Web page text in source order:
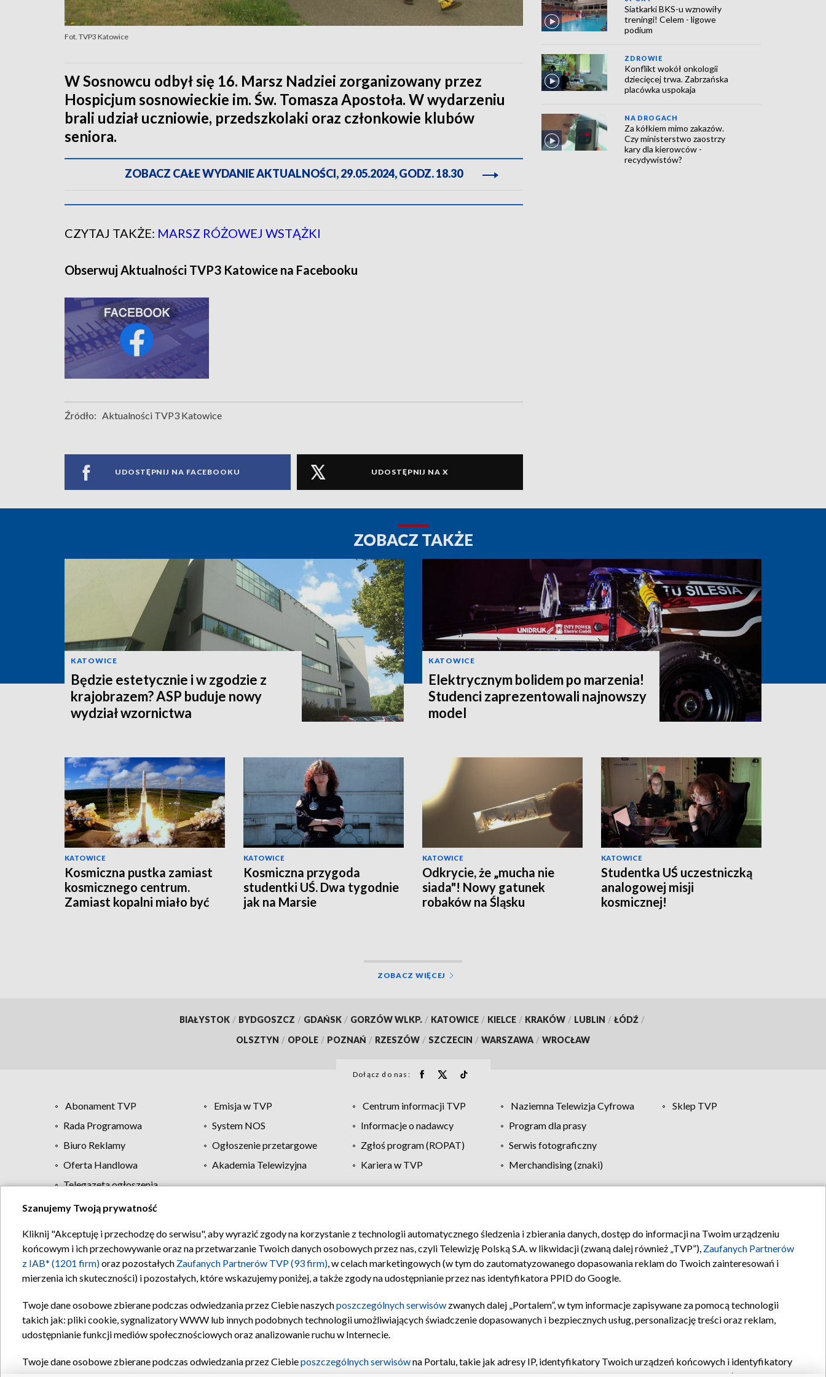
Fot. TVP3 Katowice
W Sosnowcu odbył się 16. Marsz Nadziei zorganizowany przez
Hospicjum sosnowieckie im. Św. Tomasza Apostoła. W wydarzeniu
brali udział uczniowie, przedszkolaki oraz członkowie klubów
seniora.
ZOBACZ CAŁE WYDANIE AKTUALNOŚCI, 29.05.2024, GODZ. 18.30
CZYTAJ TAKŻE: MARSZ RÓŻOWEJ WSTĄŻKI
Obserwuj Aktualności TVP3 Katowice na Facebooku
Źródło: Aktualności TVP3 Katowice
UDOSTĘPNIJ NA FACEBOOKU UDOSTĘPNIJ NA X
Siatkarki BKS-u wznowiły
treningi! Celem - ligowe
podium
ZDROWIE
Konflikt wokół onkologii
dziecięcej trwa. Zabrzańska
placówka uspokaja
NA DROGACH
Za kółkiem mimo zakazów.
Czy ministerstwo zaostrzy
kary dla kierowców -
recydywistów?
ZOBACZ TAKŻE
KATOWICE
Będzie estetycznie i w zgodzie z
krajobrazem? ASP buduje nowy
wydział wzornictwa
KATOWICE
Elektrycznym bolidem po marzenia!
Studenci zaprezentowali najnowszy
model
KATOWICE
Kosmiczna pustka zamiast
kosmicznego centrum.
Zamiast kopalni miało być
KATOWICE
Kosmiczna przygoda
studentki UŚ. Dwa tygodnie
jak na Marsie
KATOWICE
Odkrycie, że „mucha nie
siada"! Nowy gatunek
robaków na Śląsku
KATOWICE
Studentka UŚ uczestniczką
analogowej misji
kosmicznej!
ZOBACZ WIĘCEJ
BIAŁYSTOK / BYDGOSZCZ / GDAŃSK / GORZÓW WLKP. / KATOWICE / KIELCE / KRAKÓW / LUBLIN / ŁÓDŹ /
OLSZTYN / OPOLE / POZNAŃ / RZESZÓW / SZCZECIN / WARSZAWA / WROCŁAW
Dołącz do nas:
Abonament TVP Emisja w TVP Centrum informacji TVP Naziemna Telewizja Cyfrowa
Sklep TVP
Rada Programowa
System NOS Informacje o nadawcy
Program dla prasy
Biuro Reklamy
Ogłoszenie przetargowe Zgłoś program (ROPAT)
Serwis fotograficzny
Oferta Handlowa
Akademia Telewizyjna Kariera w TVP
Merchandising (znaki)
Telegazeta ogłoszenia
Regulamin TVP Polityka prywatności Moje zgody Pomoc Biuro reklamy Kontakt
Szanujemy Twoją prywatność
Kliknij "Akceptuję i przechodzę do serwisu", aby wyrazić zgody na korzystanie z technologii automatycznego śledzenia i zbierania danych, dostęp do informacji na Twoim urządzeniu
końcowym i ich przechowywanie oraz na przetwarzanie Twoich danych osobowych przez nas, czyli Telewizję Polską S.A. w likwidacji (zwaną dalej również „TVP”), Zaufanych Partnerów
z IAB* (1201 firm)oraz pozostałych Zaufanych Partnerów TVP (93 firm), w celach marketingowych (w tym do zautomatyzowanego dopasowania reklam do Twoich zainteresowań i
mierzenia ich skuteczności) i pozostałych, które wskazujemy poniżej, a także zgody na udostępnianie przez nas identyfikatora PPID do Google.
Twoje dane osobowe zbierane podczas odwiedzania przez Ciebie naszychposzczególnych serwisów zwanych dalej „Portalem”, w tym informacje zapisywane za pomocą technologii
takich jak: pliki cookie, sygnalizatory WWW lub innych podobnych technologii umożliwiających świadczenie dopasowanych i bezpiecznych usług, personalizację treści oraz reklam,
udostępnianie funkcji mediów społecznościowych oraz analizowanie ruchu w Internecie.
Twoje dane osobowe zbierane podczas odwiedzania przez Ciebieposzczególnych serwisówna Portalu, takie jak adresy IP, identyfikatory Twoich urządzeń końcowych i identyfikatory